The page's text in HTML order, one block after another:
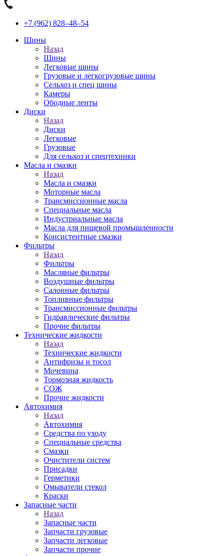
+7 (962) 828‒48‒54
Шины
Назад
Шины
Легковые шины
Грузовые и легкогрузовые шины
Сельхоз и спец шины
Камеры
Ободные ленты
Диски
Назад
Диски
Легковые
Грузовые
Для сельхоз и спецтехники
Масла и смазки
Назад
Масла и смазки
Моторные масла
Трансмиссионные масла
Специальные масла
Индустриальные масла
Масла для пищевой промышленности
Консистентные смазки
Фильтры
Назад
Фильтры
Масляные фильтры
Воздушные фильтры
Салонные фильтры
Топливные фильтры
Трансмиссионные фильтры
Гидравлические фильтры
Прочие фильтры
Технические жидкости
Назад
Технические жидкости
Антифризы и тосол
Мочевина
Тормозная жидкость
СОЖ
Прочие жидкости
Автохимия
Назад
Автохимия
Средства по уходу
Специальные средства
Смазки
Очистители систем
Присадки
Герметики
Омыватели стекол
Краски
Запасные части
Назад
Запасные части
Запчасти грузовые
Запчасти легковые
Запчасти прочие